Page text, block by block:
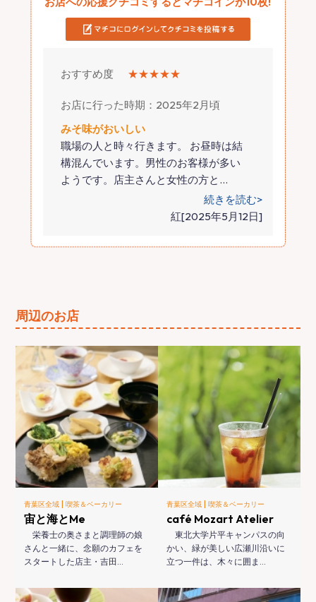
おすすめ度 ★★★★★
お店に行った時期：2025年2月頃
みそ味がおいしい
職場の人と時々行きます。 お昼時は結
構混んでいます。男性のお客様が多い
ようです。店主さんと女性の方と …
続きを読む>
紅[2025年5月12日]
周辺のお店
青葉区全域 |喫茶＆ベーカリー
宙と海とMe
栄養士の奥さまと調理師の娘
さんと一緒に、念願のカフェを
スタートした店主・吉田…
青葉区全域 | 喫茶＆ベーカリー
café Mozart Atelier
東北大学片平キャンパスの向
かい、緑が美しい広瀬川沿いに
立つ一件は、木々に囲ま…